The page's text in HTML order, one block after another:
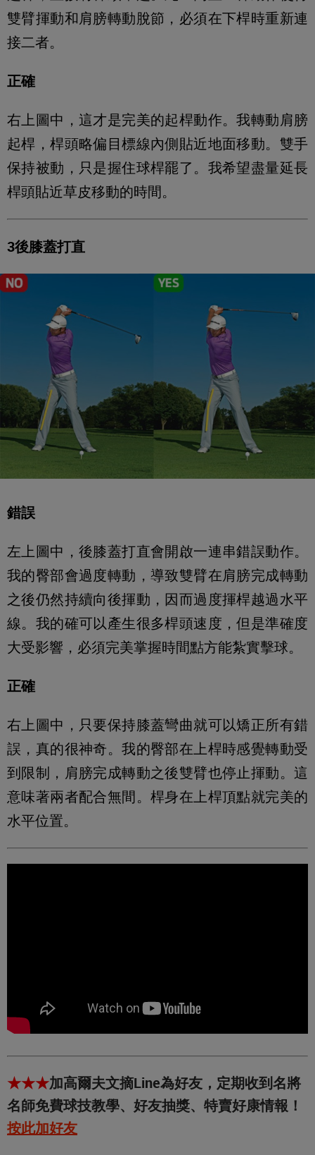
雙臂揮動和肩膀轉動脫節，必須在下桿時重新連
接二者。
正確
右上圖中，這才是完美的起桿動作。我轉動肩膀
起桿，桿頭略偏目標線內側貼近地面移動。雙手
保持被動，只是握住球桿罷了。我希望盡量延長
桿頭貼近草皮移動的時間。
3後膝蓋打直
錯誤
左上圖中，後膝蓋打直會開啟一連串錯誤動作。
我的臀部會過度轉動，導致雙臂在肩膀完成轉動
之後仍然持續向後揮動，因而過度揮桿越過水平
線。我的確可以產生很多桿頭速度，但是準確度
大受影響，必須完美掌握時間點方能紮實擊球。
正確
右上圖中，只要保持膝蓋彎曲就可以矯正所有錯
誤，真的很神奇。我的臀部在上桿時感覺轉動受
到限制，肩膀完成轉動之後雙臂也停止揮動。這
意味著兩者配合無間。桿身在上桿頂點就完美的
水平位置。
★★★加高爾夫文摘Line為好友，定期收到名將
名師免費球技教學、好友抽獎、特賣好康情報！
按此加好友